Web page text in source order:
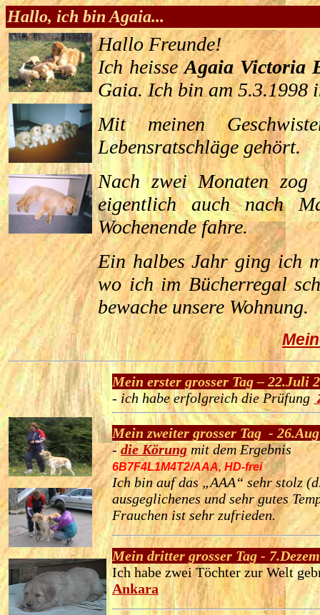
Hallo, ich bin Agaia...
Hallo Freunde!
Ich heisseAgaia Victoria
Gaia. Ich bin am 5.3.1998
Mit meinen
Lebensratschläge gehört.
Nach zwei Monaten
eigentlich auch nach
Wochenende fahre.
Ein halbes Jahr ging ich
wo ich im Bücherregal
bewache unsere Wohnung.
Mein erster grosser Tag – 22.Juli
- ich habe erfolgreich die Prüfung
Mein zweiter grosser Tag -
- die Körungmit dem Ergebnis
6B7F4L1M4T2/AAA, HD-frei
Ich bin auf das „AAA“ sehr stolz
ausgeglichenes und sehr gutes
Frauchen ist sehr zufrieden.
Mein dritter grosser Tag -
Ich habe zwei Töchter zur Welt
Ankara